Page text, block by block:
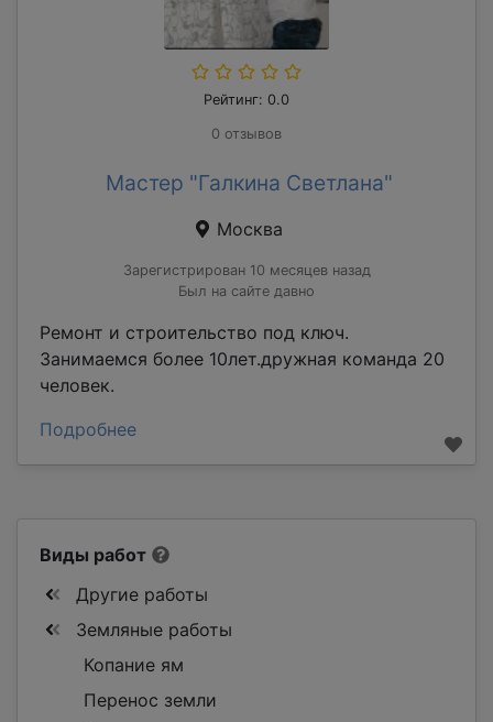
Рейтинг: 0.0
0 отзывов
Мастер "Галкина Светлана"
Москва
Зарегистрирован 10 месяцев назад
Был на сайте давно
Ремонт и строительство под ключ.
Занимаемся более 10лет.дружная команда 20
человек.
Подробнее
Виды работ
Другие работы
Земляные работы
Копание ям
Перенос земли